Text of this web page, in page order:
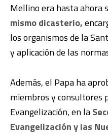
Mellino era hasta ahora
mismo dicasterio,
los organismos de la
y aplicación de las
Además, el Papa ha
miembros y consultores
Evangelización, en la
Evangelización y las